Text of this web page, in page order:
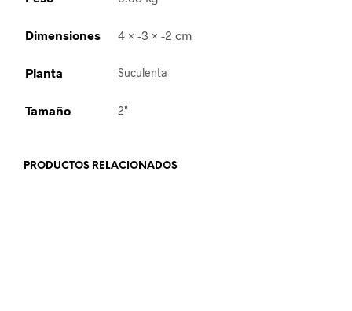
Dimensiones 4 × -3 × -2 cm
Planta Suculenta
Tamaño 2"
PRODUCTOS RELACIONADOS